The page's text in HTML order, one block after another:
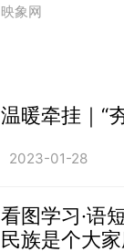
映象网
温暖牵挂｜“
2023-01-28
看图学习·语
民族是个大